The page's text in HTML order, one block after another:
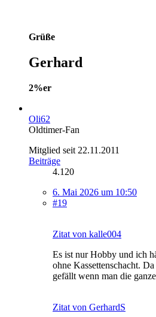
Grüße
Gerhard
2%er
Oli62
Oldtimer-Fan
Mitglied seit 22.11.2011
Beiträge
4.120
6. Mai 2026 um 10:50
#19
Zitat von kalle004
Es ist nur Hobby und ich
ohne Kassettenschacht.
gefällt wenn man die
Zitat von GerhardS